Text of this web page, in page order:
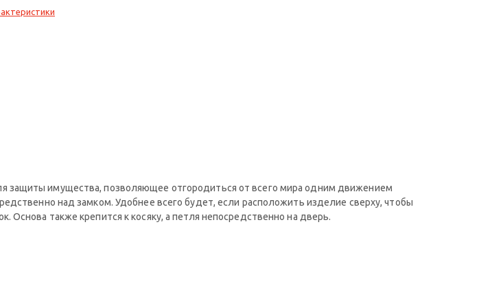
защиты имущества, позволяющее отгородиться от всего мира одним движением
над замком. Удобнее всего будет, если расположить изделие сверху, чтобы
Основа также крепится к косяку, а петля непосредственно на дверь.